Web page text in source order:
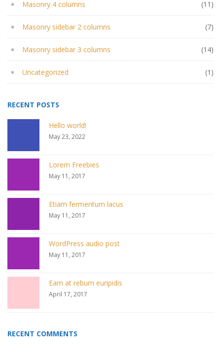
Masonry 4 columns (11)
Masonry sidebar 2 columns (7)
Masonry sidebar 3 columns (14)
Uncategorized (1)
RECENT POSTS
Hello world!
May 23, 2022
Lorem Freebies
May 11, 2017
Etiam fermentum lacus
May 11, 2017
WordPress audio post
May 11, 2017
Eam at rebum euripidis
April 17, 2017
RECENT COMMENTS